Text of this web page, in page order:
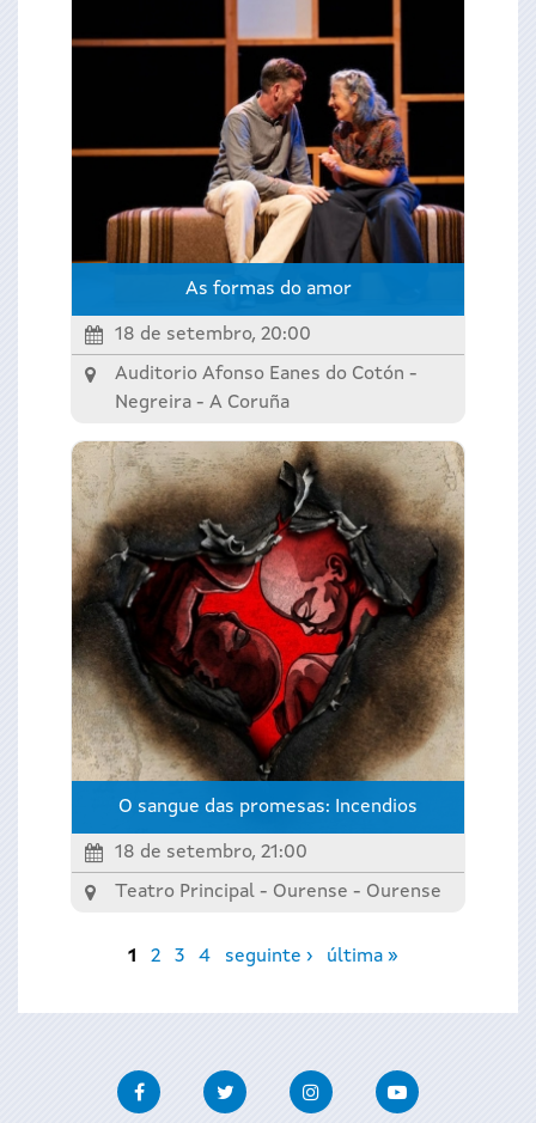
As formas do amor
18 de setembro, 20:00
Auditorio Afonso Eanes do Cotón -
Negreira - A Coruña
O sangue das promesas: Incendios
18 de setembro, 21:00
Teatro Principal - Ourense - Ourense
Páxinas
1 2 3 4 seguinte › última »
FacebookTwitter InstagramYoutube